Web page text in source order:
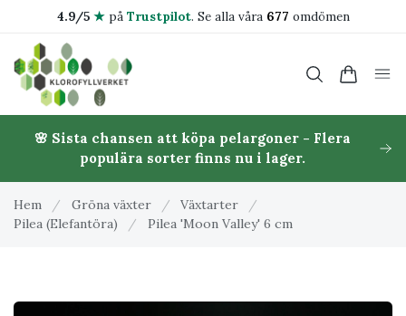
4.9/5 ★på Trustpilot. Se alla våra 677 omdömen
🌸 Sista chansen att köpa pelargoner - Flera
populära sorter finns nu i lager.
Hem / Gröna växter / Växtarter
/
Pilea (Elefantöra)
/ Pilea 'Moon Valley' 6 cm